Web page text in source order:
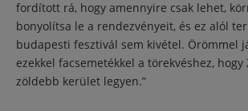
fordított rá, hogy amennyire csak lehet,
bonyolítsa le a rendezvényeit, és ez alól
budapesti fesztivál sem kivétel. Örömmel
ezekkel facsemetékkel a törekvéshez, hogy
zöldebb kerület legyen.”